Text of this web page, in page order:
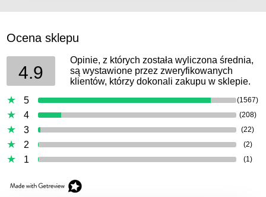
Ocena sklepu
4.9
Opinie, z których została wyliczona średnia,
są wystawione przez zweryfikowanych
klientów, którzy dokonali zakupu w sklepie.
5
(1567)
4 (208)
3 (22)
2 (2)
1 (1)